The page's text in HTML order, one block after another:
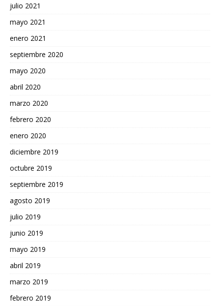
julio 2021
mayo 2021
enero 2021
septiembre 2020
mayo 2020
abril 2020
marzo 2020
febrero 2020
enero 2020
diciembre 2019
octubre 2019
septiembre 2019
agosto 2019
julio 2019
junio 2019
mayo 2019
abril 2019
marzo 2019
febrero 2019